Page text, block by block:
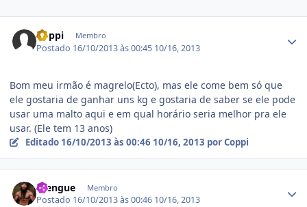
Coppi Membro
Postado 16/10/2013 às 00:45 10/16, 2013
Bom meu irmão é magrelo(Ecto), mas ele come bem só que
ele gostaria de ganhar uns kg e gostaria de saber se ele pode
usar uma malto aqui e em qual horário seria melhor pra ele
usar. (Ele tem 13 anos)
Editado 16/10/2013 às 00:46 10/16, 2013 por Coppi
mengue Membro
Postado 16/10/2013 às 00:46 10/16, 2013